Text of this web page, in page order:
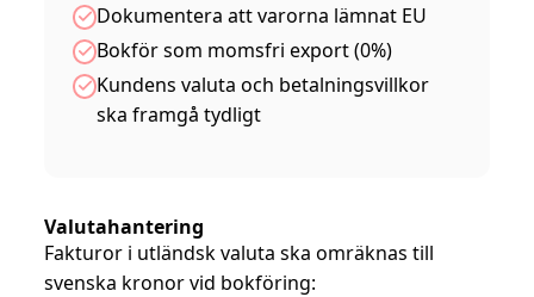
Dokumentera att varorna lämnat EU
Bokför som momsfri export (0%)
Kundens valuta och betalningsvillkor
ska framgå tydligt
Valutahantering
Fakturor i utländsk valuta ska omräknas till
svenska kronor vid bokföring: